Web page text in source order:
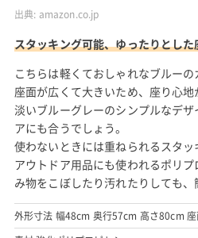
出典: amazon.co.jp
スタッキング可能、ゆったりとし
こちらは軽くておしゃれなブルーの
座面が広くて大きいため、座り心地
淡いブルーグレーのシンプルなデ
アにも合うでしょう。
使わないときには重ねられるスタッ
アウトドア用品にも使われるポリ
み物をこぼしたり汚れたりしても、
外形寸法 幅48cm 奥行57cm 高さ80cm